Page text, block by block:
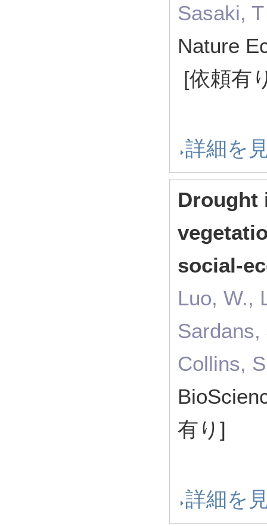
Sasaki,
Nature
[依頼有
詳細を
Drought
social-
Luo, W.,
Collins,
有り]
詳細を